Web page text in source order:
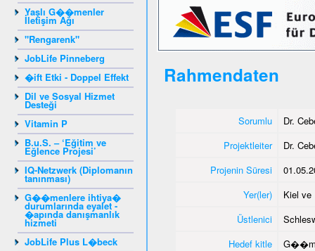
Yaşlı G��menler
İletişim Ağı
"Rengarenk"
JobLife Pinneberg
�ift Etki - Doppel Effekt
Dil ve Sosyal Hizmet
Desteği
Vitamin P
B.u.S. – ‘Eğitim ve
Eğlence Projesi’
IQ-Netzwerk (Diplomanın
tanınması)
G��menlere ihtiya�
durumlarında eyalet -
�apında danışmanlık
hizmeti
JobLife Plus L�beck
Rahmendaten
Sorumlu
Dr.
Projektleiter
Dr.
Projenin Süresi
Yer(ler)
Kiel
Üstlenici
Hedef kitle